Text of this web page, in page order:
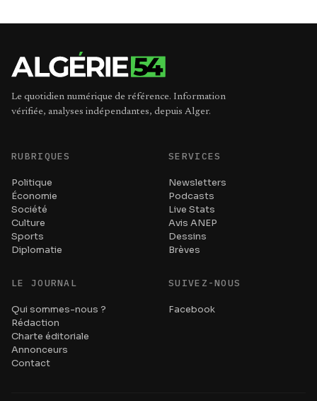
Le quotidien numérique de référence. Information
vérifiée, analyses indépendantes, depuis Alger.
RUBRIQUES
Politique
Économie
Société
Culture
Sports
Diplomatie
SERVICES
Newsletters
Podcasts
Live Stats
Avis ANEP
Dessins
Brèves
LE JOURNAL
Qui sommes-nous ?
Rédaction
Charte éditoriale
Annonceurs
Contact
SUIVEZ-NOUS
Facebook